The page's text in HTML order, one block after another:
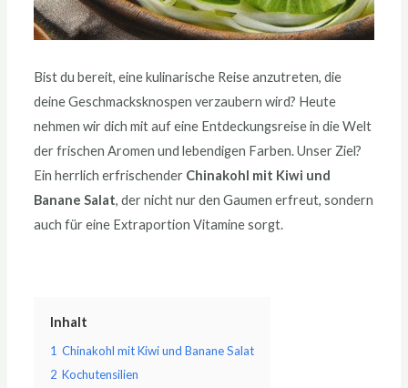
Bist du bereit, eine kulinarische Reise anzutreten, die
deine Geschmacksknospen verzaubern wird? Heute
nehmen wir dich mit auf eine Entdeckungsreise in die Welt
der frischen Aromen und lebendigen Farben. Unser Ziel?
Ein herrlich erfrischender Chinakohl mit Kiwi und
Banane Salat, der nicht nur den Gaumen erfreut, sondern
auch für eine Extraportion Vitamine sorgt.
Inhalt
1 Chinakohl mit Kiwi und Banane Salat
2 Kochutensilien